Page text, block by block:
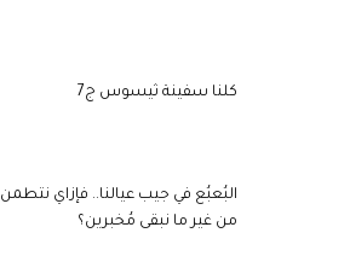
كلنا سفينة ثيسوس ج7
البُعبُع في جيب عيالنا.. فإزاي نتطمن
من غير ما نبقى مُخبرين؟